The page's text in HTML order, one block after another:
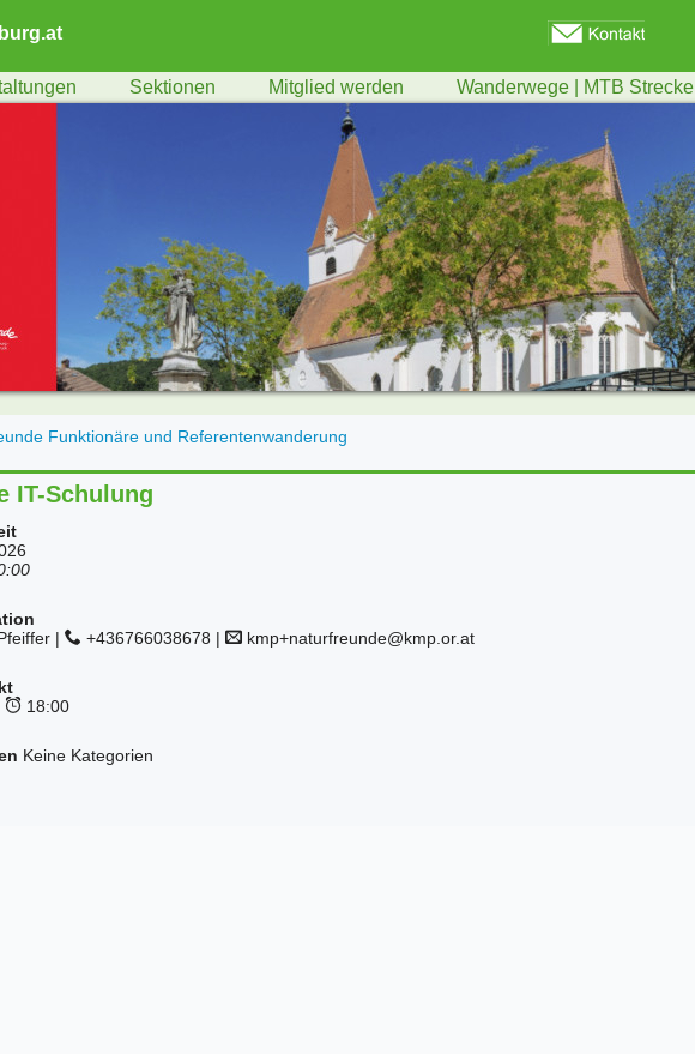
Sektionen Mitglied werden Wanderwege | MTB Strecke
Funktionäre und Referentenwanderung
IT-Schulung
|
+436766038678 | kmp+naturfreunde@kmp.or.at
18:00
Keine Kategorien